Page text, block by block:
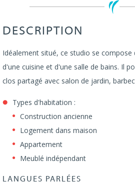
DESCRIPTION
Idéalement situé, ce studio se
d'une cuisine et d'une salle de bains. Il
clos partagé avec salon de jardin,
Types d'habitation :
Construction ancienne
Logement dans maison
Appartement
Meublé indépendant
LANGUES PARLÉES